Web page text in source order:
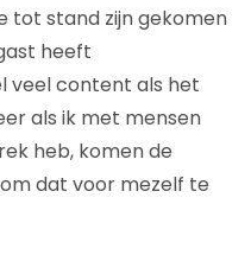
tot stand zijn gekomen
heeft
veel content als het
als ik met mensen
heb, komen de
dat voor mezelf te